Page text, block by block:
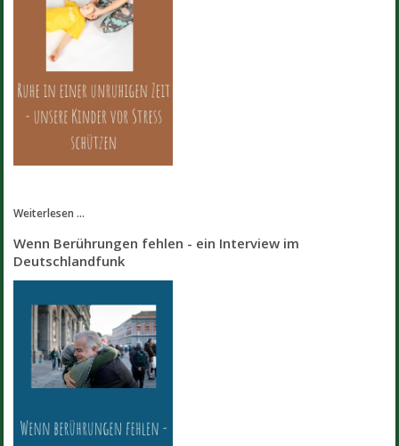
Weiterlesen ...
Wenn Berührungen fehlen - ein Interview im
Deutschlandfunk